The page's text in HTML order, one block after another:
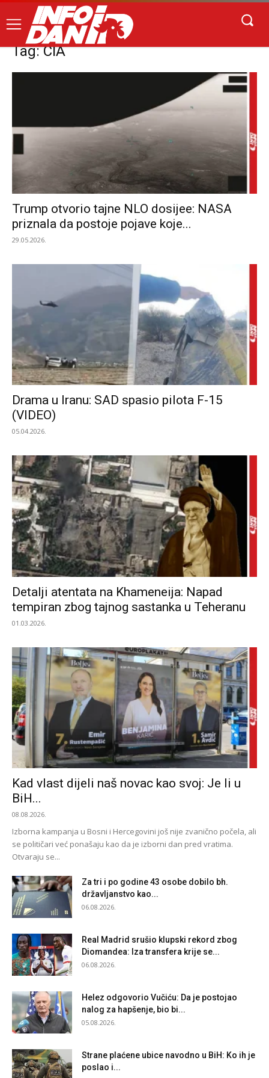
Tag: CIA
Trump otvorio tajne NLO dosijee: NASA
priznala da postoje pojave koje...
29.05.2026.
Drama u Iranu: SAD spasio pilota F-15
(VIDEO)
05.04.2026.
Detalji atentata na Khameneija: Napad
tempiran zbog tajnog sastanka u Teheranu
01.03.2026.
Kad vlast dijeli naš novac kao svoj: Je li u
BiH...
08.08.2026.
Izborna kampanja u Bosni i Hercegovini još nije zvanično počela, ali
se političari već ponašaju kao da je izborni dan pred vratima.
Otvaraju se...
Za tri i po godine 43 osobe dobilo bh.
državljanstvo kao...
06.08.2026.
Real Madrid srušio klupski rekord zbog
Diomandea: Iza transfera krije se...
06.08.2026.
Helez odgovorio Vučiću: Da je postojao
nalog za hapšenje, bio bi...
05.08.2026.
Strane plaćene ubice navodno u BiH: Ko ih je
poslao i...